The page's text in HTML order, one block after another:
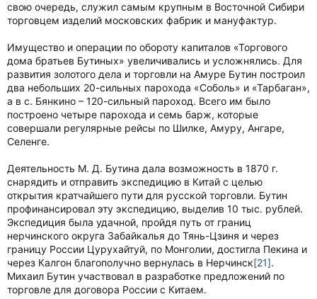
свою очередь, служил самым крупным в Восточной Сибири
торговцем изделий московских фабрик и мануфактур.
Имущество и операции по обороту капиталов «Торгового
дома братьев Бутиных» увеличивались и усложнялись. Для
развития золотого дела и торговли на Амуре Бутин построил
два небольших 20-сильных парохода «Соболь» и «Тарбаган»,
а в с. Бянкино – 120-сильный пароход. Всего им было
построено четыре парохода и семь барж, которые
совершали регулярные рейсы по Шилке, Амуру, Ангаре,
Селенге.
Деятельность М. Д. Бутина дала возможность в 1870 г.
снарядить и отправить экспедицию в Китай с целью
открытия кратчайшего пути для русской торговли. Бутин
профинансировал эту экспедицию, выделив 10 тыс. рублей.
Экспедиция была удачной, пройдя путь от границ
нерчинского округа Забайкалья до Тянь-Цзиня и через
границу России Цурухайтуй, по Монголии, достигла Пекина и
через Калгон благополучно вернулась в Нерчинск[21].
Михаил Бутин участвовал в разработке предложений по
торговле для договора России с Китаем.